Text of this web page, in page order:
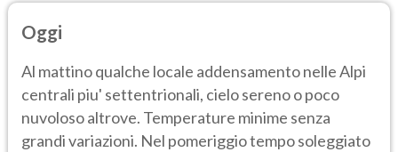
Oggi
Al mattino qualche locale addensamento nelle Alpi
centrali piu' settentrionali, cielo sereno o poco
nuvoloso altrove. Temperature minime senza
grandi variazioni. Nel pomeriggio tempo soleggiato